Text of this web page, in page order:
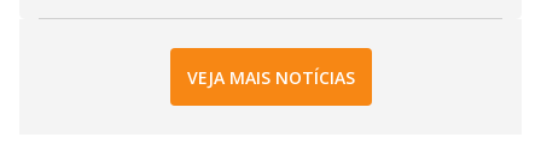
VEJA MAIS NOTÍCIAS